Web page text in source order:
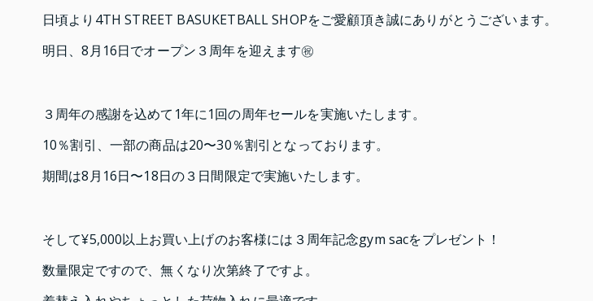
日頃より4TH STREET BASUKETBALL SHOPをご愛顧頂き誠にありがとうございます。
明日、8月16日でオープン３周年を迎えます㊗️
３周年の感謝を込めて1年に1回の周年セールを実施いたします。
10％割引、一部の商品は20〜30％割引となっております。
期間は8月16日〜18日の３日間限定で実施いたします。
そして¥5,000以上お買い上げのお客様には３周年記念gym sacをプレゼント！
数量限定ですので、無くなり次第終了ですよ。